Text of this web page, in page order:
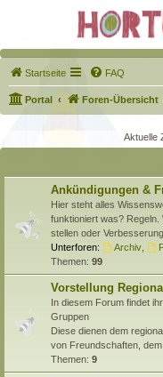
Startseite FAQ
Portal Foren-Übersicht
Aktuelle
Ankündigungen &
Hier steht alles
funktioniert was?
stellen oder
Unterforen:
Archiv,
Themen: 99
Vorstellung
In diesem Forum findet
Gruppen
Diese dienen dem
von Freundschaften,
Themen: 9